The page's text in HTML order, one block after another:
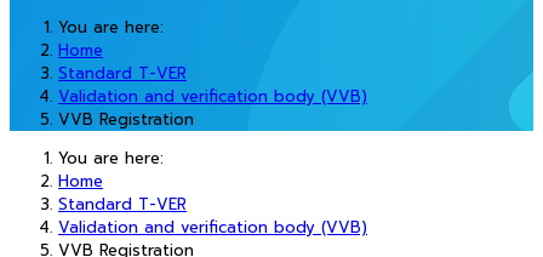
You are here:
Home
Standard T-VER
Validation and verification body (VVB)
VVB Registration
You are here:
Home
Standard T-VER
Validation and verification body (VVB)
VVB Registration